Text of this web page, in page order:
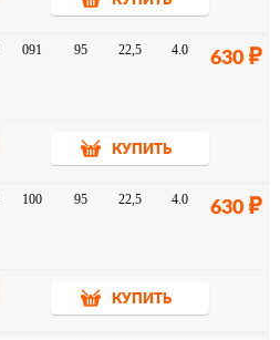
091 95 22,5 4.0 630
КУПИТЬ
100 95 22,5 4.0 630
КУПИТЬ